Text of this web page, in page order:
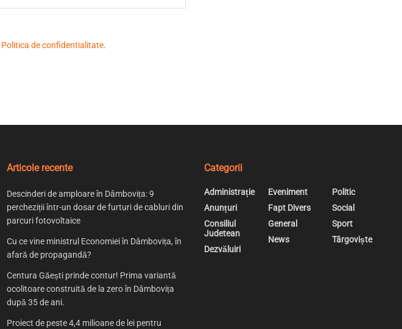
Politica de confidentialitate.
Articole recente
Descinderi de amploare în Dâmbovița: 9
percheziții într-un dosar de furturi de cabluri din
parcuri fotovoltaice
Cu ce vine ministrul Economiei în Dâmbovița, în
afară de propagandă?
Centura Găești prinde contur! Prima variantă
ocolitoare construită de la zero în Dâmbovița
după 35 de ani.
Proiect de peste 4,4 milioane de lei pentru
Categorii
Administrație
Anunțuri
Consiliul
Judetean
Dezvăluiri
Eveniment
Fapt Divers
General
News
Politic
Social
Sport
Târgoviște